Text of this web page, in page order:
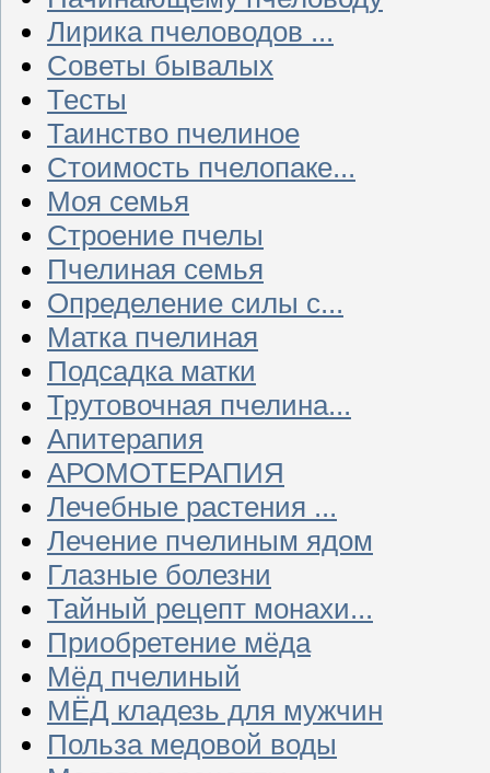
Лирика пчеловодов ...
Советы бывалых
Тесты
Таинство пчелиное
Стоимость пчелопаке...
Моя семья
Строение пчелы
Пчелиная семья
Определение силы с...
Матка пчелиная
Подсадка матки
Трутовочная пчелина...
Апитерапия
АРОМОТЕРАПИЯ
Лечебные растения ...
Лечение пчелиным ядом
Глазные болезни
Тайный рецепт монахи...
Приобретение мёда
Мёд пчелиный
МЁД кладезь для мужчин
Польза медовой воды